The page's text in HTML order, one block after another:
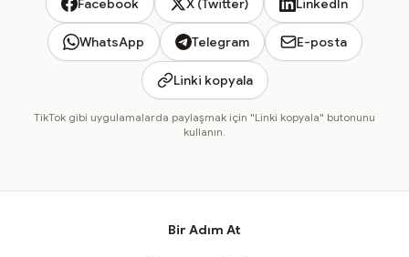
Facebook X (Twitter) LinkedIn
WhatsApp Telegram E-posta
Linki kopyala
TikTok gibi uygulamalarda paylaşmak için "Linki kopyala" butonunu
kullanın.
Bir Adım At